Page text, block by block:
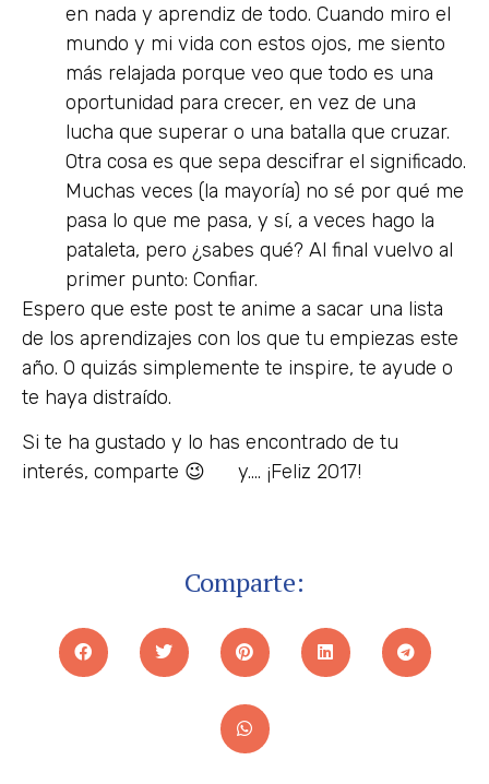
en nada y aprendiz de todo. Cuando miro el
mundo y mi vida con estos ojos, me siento
más relajada porque veo que todo es una
oportunidad para crecer, en vez de una
lucha que superar o una batalla que cruzar.
Otra cosa es que sepa descifrar el significado.
Muchas veces (la mayoría) no sé por qué me
pasa lo que me pasa, y sí, a veces hago la
pataleta, pero ¿sabes qué? Al final vuelvo al
primer punto: Confiar.
Espero que este post te anime a sacar una lista
de los aprendizajes con los que tu empiezas este
año. O quizás simplemente te inspire, te ayude o
te haya distraído.
Si te ha gustado y lo has encontrado de tu
interés, comparte 😉 y…. ¡Feliz 2017!
Comparte: